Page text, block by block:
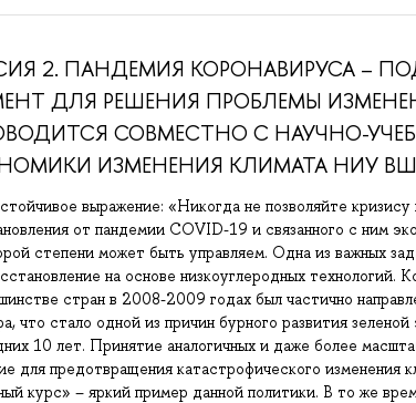
2. ПАНДЕМИЯ КОРОНАВИРУСА –
ДЛЯ РЕШЕНИЯ ПРОБЛЕМЫ
СОВМЕСТНО С НАУЧНО-
ИЗМЕНЕНИЯ КЛИМАТА НИУ
выражение: «Никогда не позволяйте
от пандемии COVID-19 и связанного с ним
степени может быть управляем. Одна из важных
на основе низкоуглеродных
стран в 2008-2009 годах был частично
что стало одной из причин бурного развития
10 лет. Принятие аналогичных и даже более
для предотвращения катастрофического изменения
курс» – яркий пример данной политики. В то же